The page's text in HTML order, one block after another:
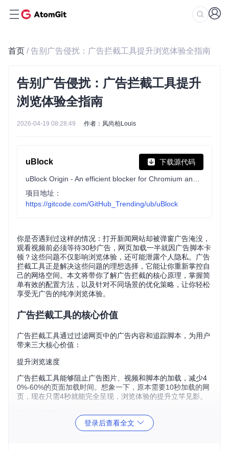
首页 / 告别广告侵扰：广告拦截工具提升浏览体验全指南
告别广告侵扰：广告拦截工具提升
浏览体验全指南
2026-04-19 08:28:49 作者：凤尚柏Louis
uBlock 下载源代码
项目地址：
https://gitcode.com/GitHub_Trending/ub/uBlock
你是否遇到过这样的情况：打开新闻网站却被弹窗广告淹没，
观看视频前必须等待30秒广告，网页加载一半就因广告脚本卡
顿？这些问题不仅影响浏览体验，还可能泄露个人隐私。广告
拦截工具正是解决这些问题的理想选择，它能让你重新掌控自
己的网络空间。本文将带你了解广告拦截的核心原理，掌握简
单有效的配置方法，以及针对不同场景的优化策略，让你轻松
享受无广告的纯净浏览体验。
广告拦截工具的核心价值
广告拦截工具通过过滤网页中的广告内容和追踪脚本，为用户
带来三大核心价值：
提升浏览速度
广告拦截工具能够阻止广告图片、视频和脚本的加载，减少4
0%-60%的页面加载时间。想象一下，原本需要10秒加载的网
页，现在只需4秒就能完全呈现，浏览体验的提升立竿见影。
许多广告会跟踪你的浏览习惯，收集个人信息用于精准推送。
登录后查看全文